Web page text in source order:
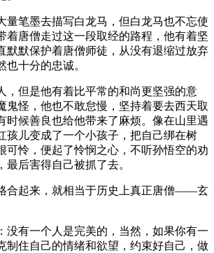
量笔墨去描写白龙马，但白龙马也不忘使
着唐僧走过这一段取经的路程，他有着坚
默默保护着唐僧师徒，从没有退缩过放弃
也十分的忠诚。
，但是他有着比平常的和尚更坚强的意
鬼怪，他也不敢怠慢，坚持着要去西天取
时候善良也给他带来了麻烦。像在山里遇
孩儿变成了一个小孩子，把自己绑在树
可怜，便起了怜悯之心，不听孙悟空的劝
最后害得自己被抓了去。
合起来，就相当于历史上真正唐僧——玄
没有一个人是完美的，当然，如果你有一
制住自己的情绪和欲望，约束好自己，做